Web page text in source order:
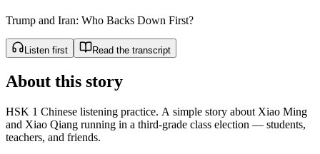
Trump and Iran: Who Backs Down First?
Listen first Read the transcript
About this story
HSK 1 Chinese listening practice. A simple story about Xiao Ming
and Xiao Qiang running in a third-grade class election — students,
teachers, and friends.